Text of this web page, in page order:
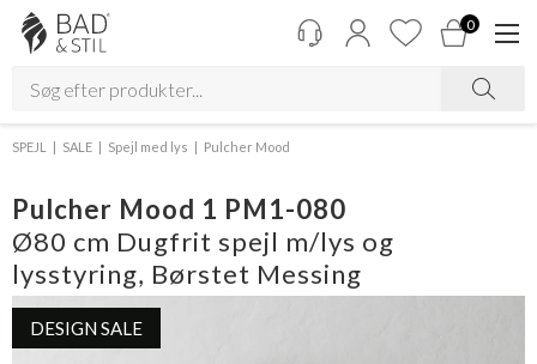
0
SPEJL SALE Spejl med lys Pulcher Mood
Pulcher Mood 1 PM1-080
Ø80 cm Dugfrit spejl m/lys og
lysstyring, Børstet Messing
DESIGN SALE